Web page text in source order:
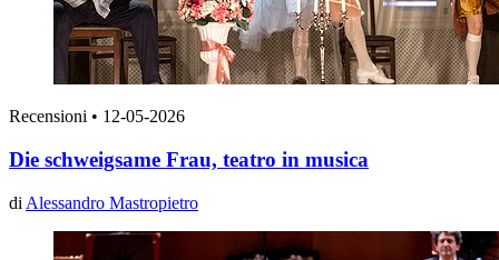
Recensioni • 12-05-2026
Die schweigsame Frau, teatro in musica
di Alessandro Mastropietro